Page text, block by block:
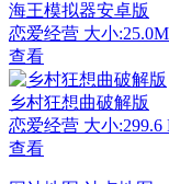
海王模拟器安卓版
恋爱经营 大小
查看
乡村狂想曲破解版
恋爱经营 大小:299.6
查看